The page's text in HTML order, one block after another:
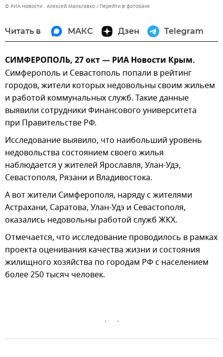
© РИА Новости . Алексей Мальгавко Перейти в фотобанк
Читать в МАКС Дзен Telegram
СИМФЕРОПОЛЬ, 27 окт — РИА Новости Крым.
Симферополь и Севастополь попали в рейтинг
городов, жители которых недовольны своим жильем
и работой коммунальных служб. Такие данные
выявили сотрудники Финансового университета
при Правительстве РФ.
Исследование выявило, что наибольший уровень
недовольства состоянием своего жилья
наблюдается у жителей Ярославля, Улан-Удэ,
Севастополя, Рязани и Владивостока.
А вот жители Симферополя, наряду с жителями
Астрахани, Саратова, Улан-Удэ и Севастополя,
оказались недовольны работой служб ЖКХ.
Отмечается, что исследование проводилось в рамках
проекта оценивания качества жизни и состояния
жилищного хозяйства по городам РФ с населением
более 250 тысяч человек.